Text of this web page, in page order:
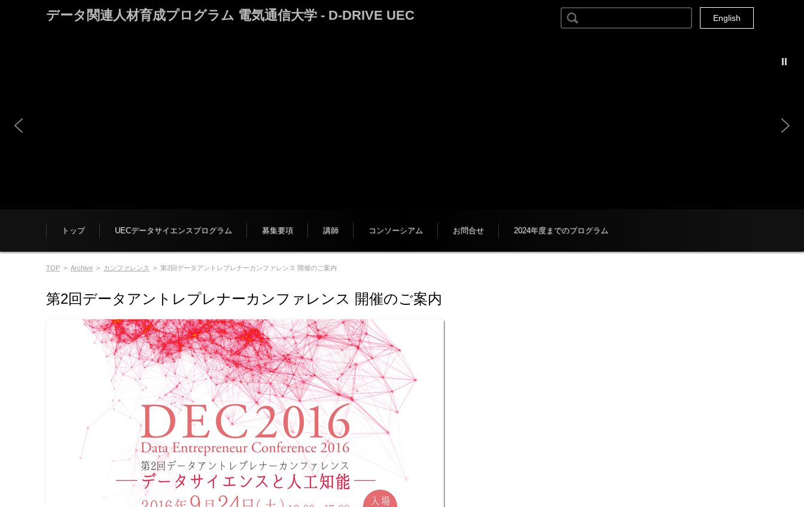
データ関連人材育成プログラム 電気通信大学 - D-DRIVE UEC
検索: Current Locale: ja
English
トップ UECデータサイエンスプログラム 募集要項 講師 コンソーシアム お問合せ 2024年度までのプログラム
TOP > Archive > カンファレンス > 第2回データアントレプレナーカンファレンス 開催のご案内
第2回データアントレプレナーカンファレンス 開催のご案内